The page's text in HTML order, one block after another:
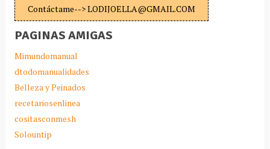
Contáctame--> LODIJOELLA@GMAIL.COM
PAGINAS AMIGAS
Mimundomanual
dtodomanualidades
Belleza y Peinados
recetariosenlinea
cositasconmesh
Solountip